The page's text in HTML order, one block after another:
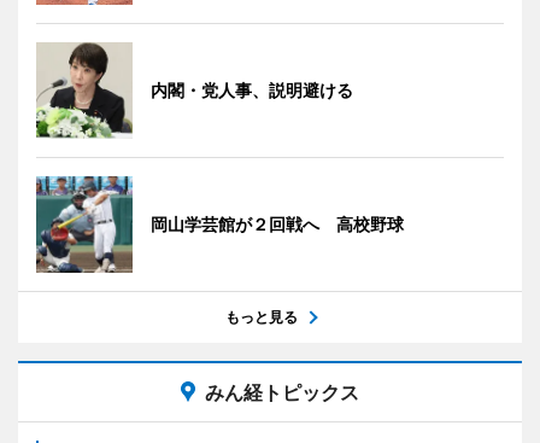
内閣・党人事、説明避ける
岡山学芸館が２回戦へ 高校野球
もっと見る
みん経トピックス